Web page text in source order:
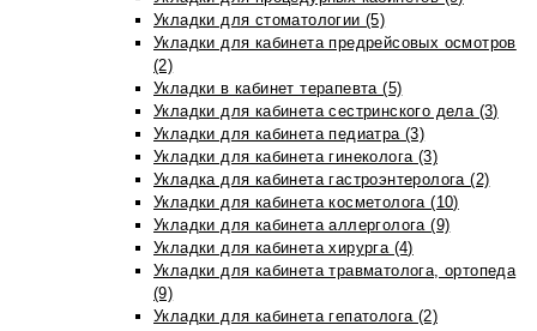
Укладки для стоматологии (5)
Укладки для кабинета предрейсовых осмотров
(2)
Укладки в кабинет терапевта (5)
Укладки для кабинета сестринского дела (3)
Укладки для кабинета педиатра (3)
Укладки для кабинета гинеколога (3)
Укладка для кабинета гастроэнтеролога (2)
Укладки для кабинета косметолога (10)
Укладки для кабинета аллерголога (9)
Укладки для кабинета хирурга (4)
Укладки для кабинета травматолога, ортопеда
(9)
Укладки для кабинета гепатолога (2)